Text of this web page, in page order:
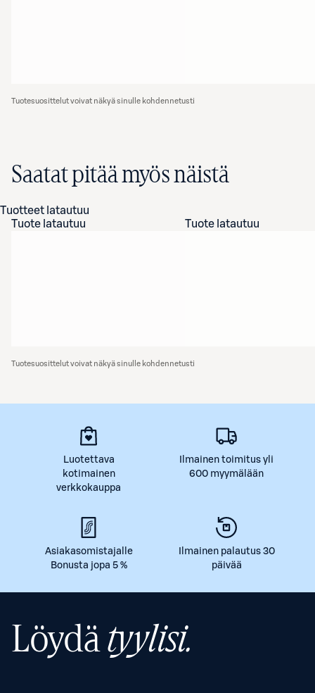
Tuotesuosittelut voivat näkyä sinulle kohdennetusti
Saatat pitää myös näistä
Tuotteet latautuu
Tuote latautuu
Tuote latautuu
Tuotesuosittelut voivat näkyä sinulle kohdennetusti
Luotettava
kotimainen
verkkokauppa
Ilmainen toimitus yli
600 myymälään
Asiakasomistajalle
Bonusta jopa 5 %
Ilmainen palautus 30
päivää
Löydätyylisi.